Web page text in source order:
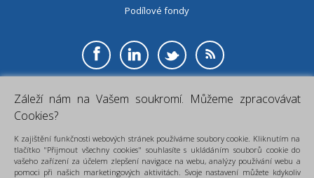
Podílové fondy
FINLORD- sněmovna financí, investice, spoření, všechno pro Vaše
finance.
Záleží nám na Vašem soukromí. Můžeme zpracovávat
Cookies?
K zajištění funkčnosti webových stránek používáme soubory cookie. Kliknutím na
tlačítko "Přijmout všechny cookies" souhlasíte s ukládáním souborů cookie do
vašeho zařízení za účelem zlepšení navigace na webu, analýzy používání webu a
pomoci při našich marketingových aktivitách. Svoje nastavení můžete kdykoliv